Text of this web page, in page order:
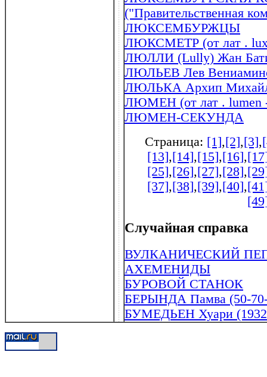
("Правительственная
ЛЮКСЕМБУРЖЦЫ
ЛЮКСМЕТР (от лат . lux
ЛЮЛЛИ (Lully) Жан
ЛЮЛЬЕВ Лев
ЛЮЛЬКА Архип
ЛЮМЕН (от лат . lumen -
ЛЮМЕН-СЕКУНДА
Страница: [1],[2],[3],
[13],[14],[15],[16],
[25],[26],[27],[28],
[37],[38],[39],[40],
Случайная справка
ВУЛКАНИЧЕСКИЙ
АХЕМЕНИДЫ
БУРОВОЙ СТАНОК
БЕРЫНДА Памва (50-70-
БУМЕДЬЕН Хуари (1932